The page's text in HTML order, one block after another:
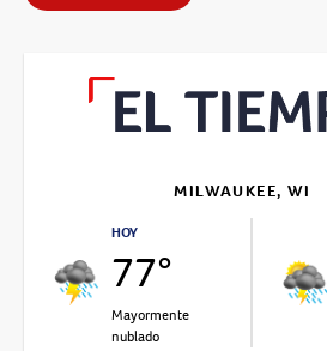
MILWAUKEE, WI
HOY
77°
Mayormente
nublado